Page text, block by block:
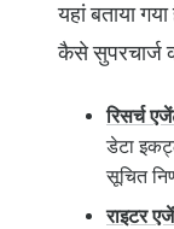
यहां बताया
कैसे सुपरचार्ज
रिसर्च
डेटा
सूचित
राइटर